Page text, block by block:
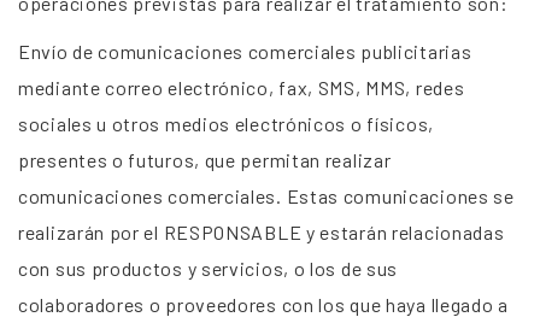
Envío de comunicaciones comerciales publicitarias
mediante correo electrónico, fax, SMS, MMS, redes
sociales u otros medios electrónicos o físicos,
presentes o futuros, que permitan realizar
comunicaciones comerciales. Estas comunicaciones se
realizarán por el RESPONSABLE y estarán relacionadas
con sus productos y servicios, o los de sus
colaboradores o proveedores con los que haya llegado a